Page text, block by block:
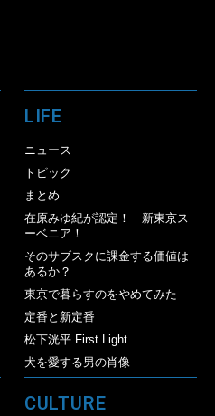
LIFE
ニュース
トピック
まとめ
在原みゆ紀が認定！ 新東京ス
ーベニア！
そのサブスクに課金する価値は
あるか？
東京で暮らすのをやめてみた
定番と新定番
松下洸平 First Light
犬を愛する男の肖像
CULTURE